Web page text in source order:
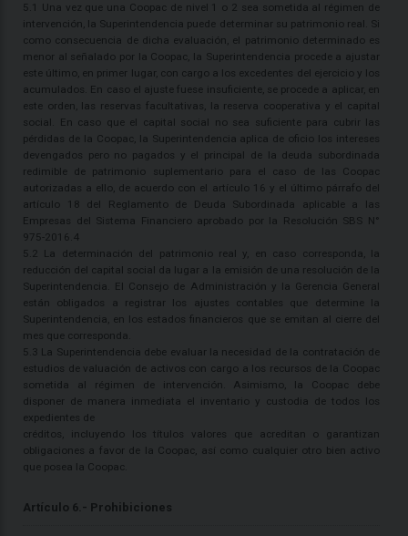
5.1 Una vez que una Coopac de nivel 1 o 2 sea sometida al régimen de
intervención, la Superintendencia puede determinar su patrimonio real. Si
como consecuencia de dicha evaluación, el patrimonio determinado es
menor al señalado por la Coopac, la Superintendencia procede a ajustar
este último, en primer lugar, con cargo a los excedentes del ejercicio y los
acumulados. En caso el ajuste fuese insuficiente, se procede a aplicar, en
este orden, las reservas facultativas, la reserva cooperativa y el capital
social. En caso que el capital social no sea suficiente para cubrir las
pérdidas de la Coopac, la Superintendencia aplica de oficio los intereses
devengados pero no pagados y el principal de la deuda subordinada
redimible de patrimonio suplementario para el caso de las Coopac
autorizadas a ello, de acuerdo con el artículo 16 y el último párrafo del
artículo 18 del Reglamento de Deuda Subordinada aplicable a las
Empresas del Sistema Financiero aprobado por la Resolución SBS N°
975-2016.4
5.2 La determinación del patrimonio real y, en caso corresponda, la
reducción del capital social da lugar a la emisión de una resolución de la
Superintendencia. El Consejo de Administración y la Gerencia General
están obligados a registrar los ajustes contables que determine la
Superintendencia, en los estados financieros que se emitan al cierre del
mes que corresponda.
5.3 La Superintendencia debe evaluar la necesidad de la contratación de
estudios de valuación de activos con cargo a los recursos de la Coopac
sometida al régimen de intervención. Asimismo, la Coopac debe
disponer de manera inmediata el inventario y custodia de todos los
expedientes de
créditos, incluyendo los títulos valores que acreditan o garantizan
obligaciones a favor de la Coopac, así como cualquier otro bien activo
que posea la Coopac.
Artículo 6.- Prohibiciones